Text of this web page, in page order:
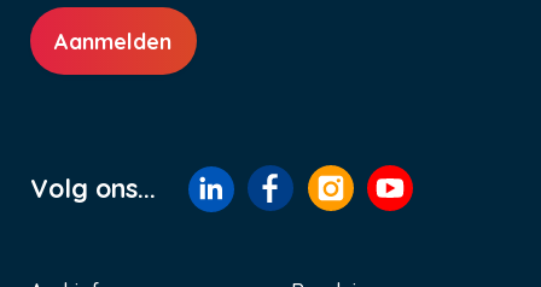
Aanmelden
Volg ons...